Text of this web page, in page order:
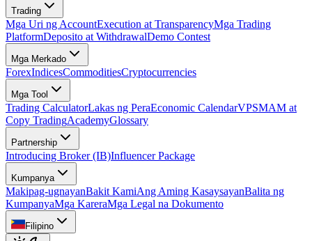
Trading
Mga Uri ng AccountExecution at TransparencyMga Trading
PlatformDeposito at WithdrawalDemo Contest
Mga Merkado
ForexIndicesCommoditiesCryptocurrencies
Mga Tool
Trading CalculatorLakas ng PeraEconomic CalendarVPSMAM at
Copy TradingAcademyGlossary
Partnership
Introducing Broker (IB)Influencer Package
Kumpanya
Makipag-ugnayanBakit KamiAng Aming KasaysayanBalita ng
KumpanyaMga KareraMga Legal na Dokumento
Filipino